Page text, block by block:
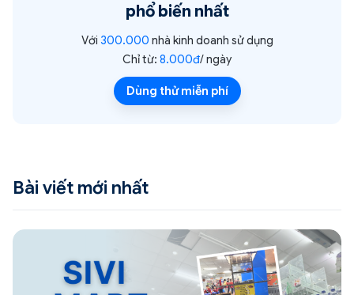
phổ biến nhất
Với 300.000 nhà kinh doanh sử dụng
Chỉ từ: 8.000đ/ ngày
Dùng thử miễn phí
Bài viết mới nhất